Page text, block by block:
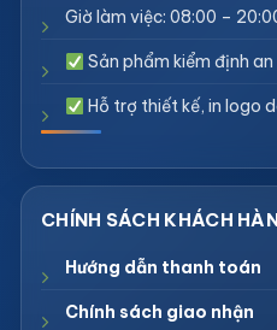
Giờ làm việc: 08:00 –
Sản phẩm kiểm định
Hỗ trợ thiết kế, in logo
Hướng dẫn thanh toán
Chính sách giao nhận